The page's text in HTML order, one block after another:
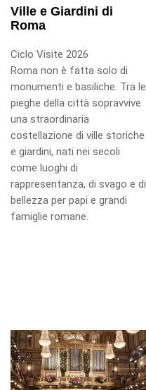
Ville e Giardini di
Roma
Ciclo Visite 2026
Roma non è fatta solo di
monumenti e basiliche. Tra le
pieghe della città sopravvive
una straordinaria
costellazione di ville storiche
e giardini, nati nei secoli
come luoghi di
rappresentanza, di svago e di
bellezza per papi e grandi
famiglie romane.